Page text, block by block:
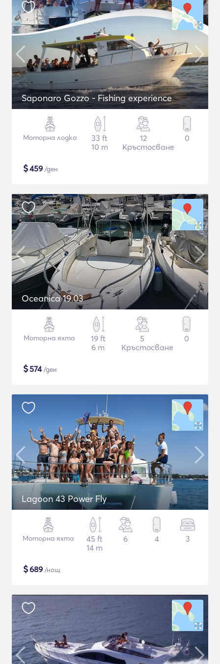
Saponaro Gozzo - Fishing experience
Моторна лодка
33 ft
10 m
12
Кръстосване
0
$459 /ден
Oceanica 19.03
Моторна яхта
19 ft
6 m
5
Кръстосване
0
$574/ден
Lagoon 43 Power Fly
Моторна яхта
45 ft
14 m
6 4 3
$689 /нощ